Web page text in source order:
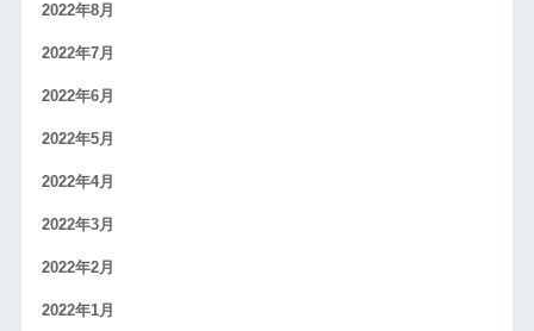
2022年8月
2022年7月
2022年6月
2022年5月
2022年4月
2022年3月
2022年2月
2022年1月